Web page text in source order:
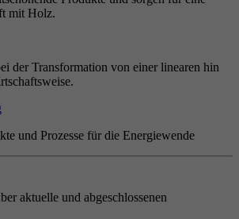
mit Holz.
der Transformation von einer linearen hin
und Prozesse für die Energiewende
aktuelle und abgeschlossenen